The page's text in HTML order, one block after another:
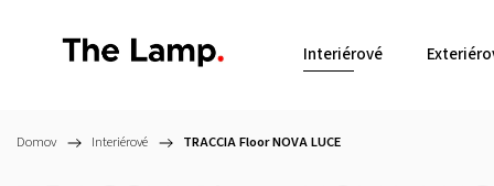
Interiérové
Domov / Interiérové / TRACCIA FloorNOVA LUCE